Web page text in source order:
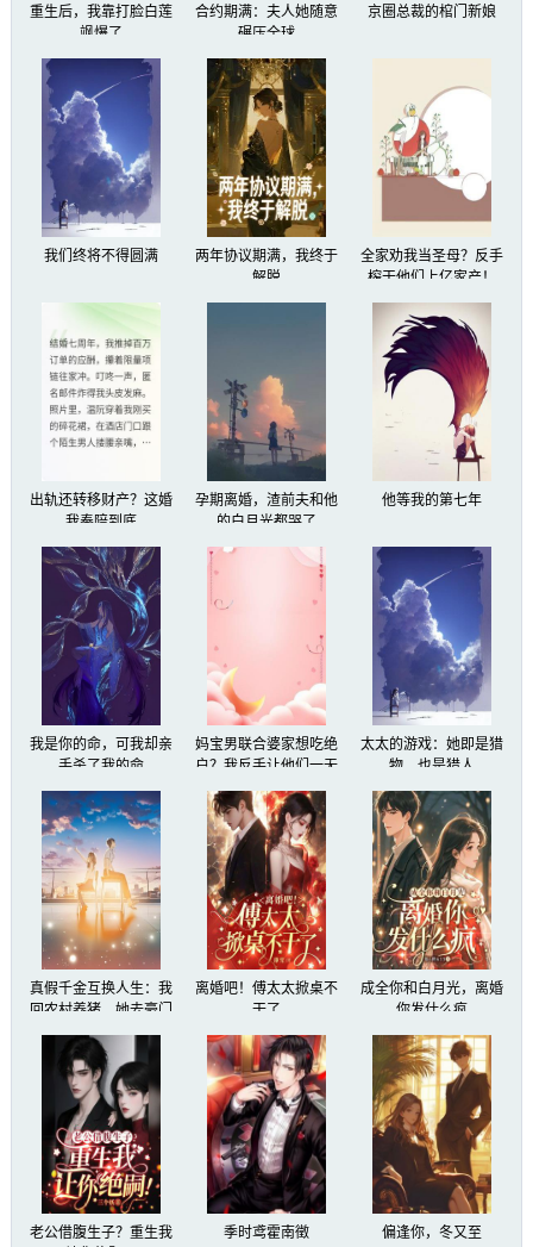
重生后，我靠打脸白莲
飒爆了
合约期满：夫人她随意
碾压全球
京圈总裁的棺门新娘
我们终将不得圆满
两年协议期满，我终于
解脱
全家劝我当圣母？反手
榨干他们上亿家产！
出轨还转移财产？这婚
我奉陪到底
孕期离婚，渣前夫和他
的白月光都哭了
他等我的第七年
我是你的命，可我却亲
手杀了我的命
妈宝男联合婆家想吃绝
户？我反手让他们一无
所有！
太太的游戏：她即是猎
物，也是猎人
真假千金互换人生：我
回农村养猪，她去豪门
受罪
离婚吧！傅太太掀桌不
干了
成全你和白月光，离婚
你发什么疯
老公借腹生子？重生我
季时鸢霍南徵 偏逢你，冬又至